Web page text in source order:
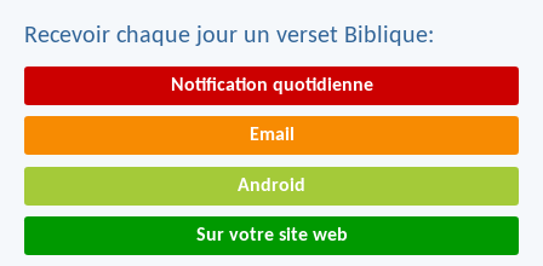
Recevoir chaque jour un verset Biblique:
Notification quotidienne
Email
Android
Sur votre site web